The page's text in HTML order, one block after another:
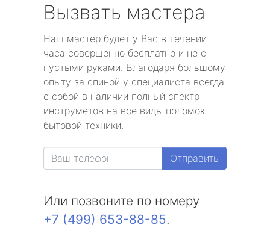
Вызвать мастера
Наш мастер будет у Вас в течении
часа совершенно бесплатно и не с
пустыми руками. Благодаря большому
опыту за спиной у специалиста всегда
с собой в наличии полный спектр
инструметов на все виды поломок
бытовой техники.
Отправить
Или позвоните по номеру
+7 (499) 653-88-85.